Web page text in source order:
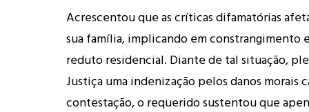
Acrescentou que as críticas difamatórias
sua família, implicando em constrangimento
reduto residencial. Diante de tal situação,
Justiça uma indenização pelos danos morais
contestação, o requerido sustentou que